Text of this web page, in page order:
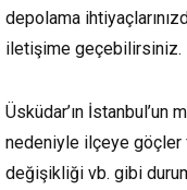
depolama
iletişime geçebilirsiniz.
Üsküdar’ın
nedeniyle ilçeye göçler
değişikliği vb. gibi